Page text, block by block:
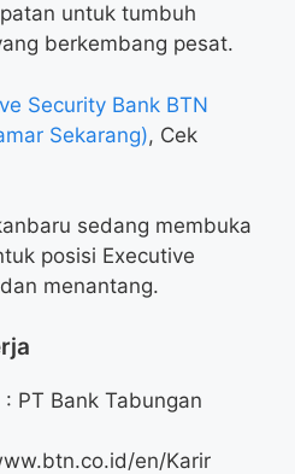
untuk tumbuh
berkembang pesat.
Security Bank BTN
Sekarang), Cek
sedang membuka
posisi Executive
menantang.
: PT Bank Tabungan
en/Karir